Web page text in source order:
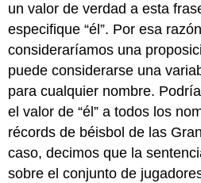
un valor de verdad a esta
especifique “él”. Por esa
consideraríamos una
puede considerarse una
para cualquier nombre.
el valor de “él” a todos los
récords de béisbol de las
caso, decimos que la
sobre el conjunto de